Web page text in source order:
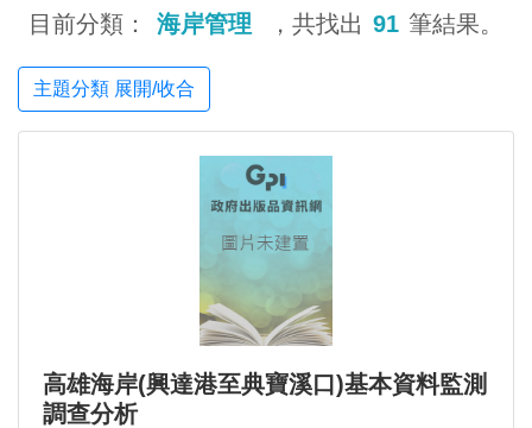
目前分類： 海岸管理 ，共找出 91 筆結果。
主題分類 展開/收合
高雄海岸(興達港至典寶溪口)基本資料監測
調查分析